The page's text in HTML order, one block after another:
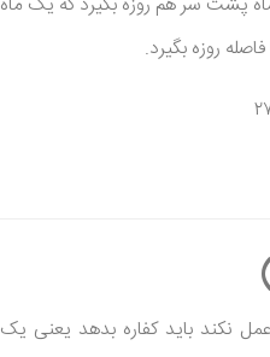
روزه بگیرد.
نکند باید کفاره بدهد یعنی یک